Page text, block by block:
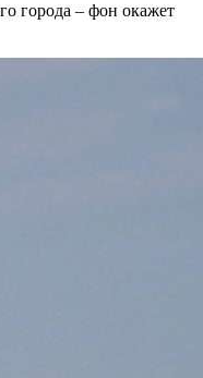
города – фон окажет